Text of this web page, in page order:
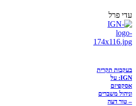
עדי פרל
בעקבות תקרית
IGN: על
אסקפיזם
וניהול משברים
– טור דעה